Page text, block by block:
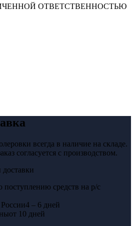
ОТВЕТСТВЕННОСТЬЮ
всегда в наличие на складе.
согласуется с производством.
поступлению средств на р/с
4 – 6 дней
от 10 дней